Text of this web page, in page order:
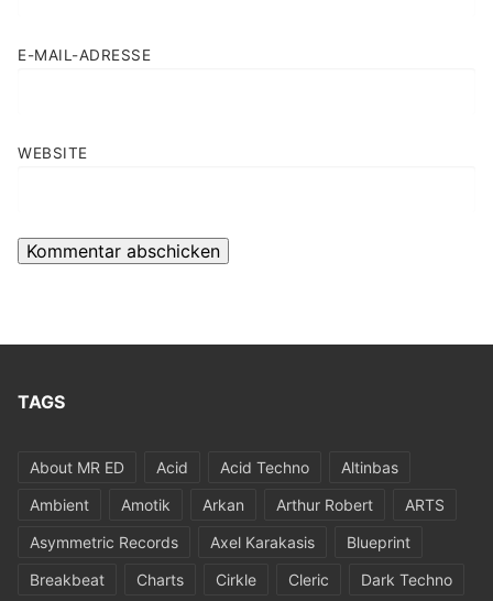
E-MAIL-ADRESSE
WEBSITE
TAGS
About MR ED Acid Acid Techno
Altinbas
Ambient
Amotik Arkan Arthur Robert
ARTS
Asymmetric Records
Axel Karakasis
Blueprint
Breakbeat
Charts Cirkle Cleric
Dark Techno